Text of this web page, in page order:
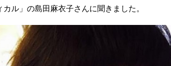
カル」の島田麻衣子さんに聞きました。